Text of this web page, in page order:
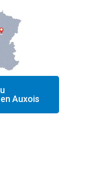
Auxois